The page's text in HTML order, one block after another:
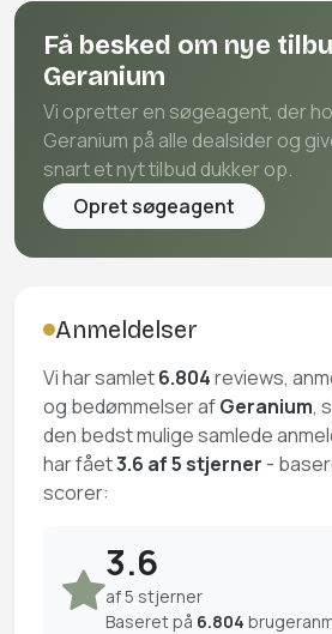
Få besked om nye
Geranium
Vi opretter en søgeagent, der
Geranium på alle dealsider og
snart et nyt tilbud dukker op.
Opret søgeagent
Anmeldelser
Vi har samlet6.804reviews,
og bedømmelser afGeranium,
den bedst mulige samlede
har fået3.6 af 5 stjerner -
scorer:
3.6
af 5 stjerner
Baseret på 6.804